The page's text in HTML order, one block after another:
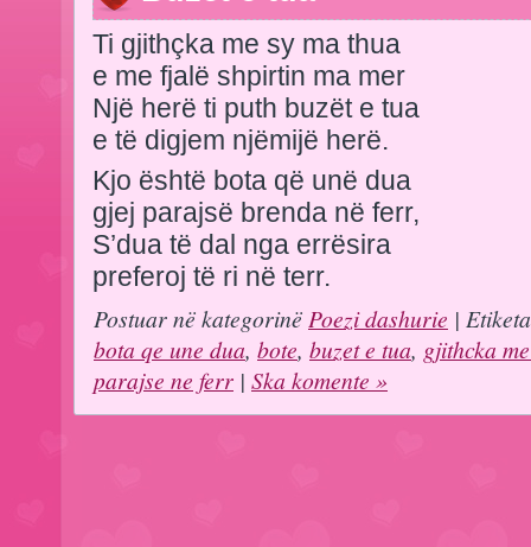
Ti gjithçka me sy ma thua
e me fjalë shpirtin ma mer
Një herë ti puth buzët e tua
e të digjem njëmijë herë.
Kjo është bota që unë dua
gjej parajsë brenda në ferr,
S’dua të dal nga errësira
preferoj të ri në terr.
Postuar në kategorinë Poezi dashurie |
bota qe une dua, bote, buzet e tua, gjithcka
parajse ne ferr | Ska komente »